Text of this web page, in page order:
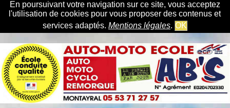
En poursuivant votre navigation sur ce site, vous acceptez
l'utilisation de cookies pour vous proposer des contenus et
services adaptés. Mentions légales. OK